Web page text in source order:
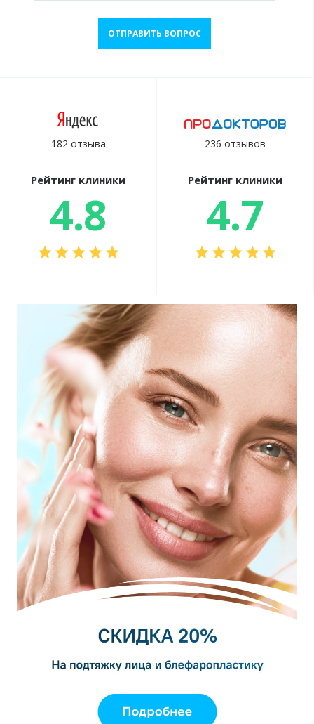
ОТПРАВИТЬ ВОПРОС
182 отзыва
Рейтинг клиники
4.8
236 отзывов
Рейтинг клиники
4.7